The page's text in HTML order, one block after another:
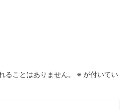
ることはありません。 ※ が付いてい